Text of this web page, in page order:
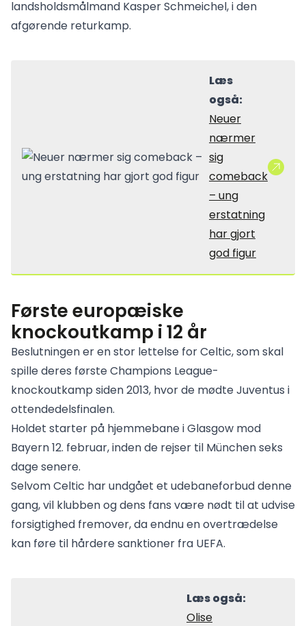
landsholdsmålmand Kasper Schmeichel, i den
afgørende returkamp.
Læs
også:
Neuer
nærmer
sig
comeback
– ung
erstatning
har gjort
god figur
Første europæiske
knockoutkamp i 12 år
Beslutningen er en stor lettelse for Celtic, som skal
spille deres første Champions League-
knockoutkamp siden 2013, hvor de mødte Juventus i
ottendedelsfinalen.
Holdet starter på hjemmebane i Glasgow mod
Bayern 12. februar, inden de rejser til München seks
dage senere.
Selvom Celtic har undgået et udebaneforbud denne
gang, vil klubben og dens fans være nødt til at udvise
forsigtighed fremover, da endnu en overtrædelse
kan føre til hårdere sanktioner fra UEFA.
Læs også:
Olise